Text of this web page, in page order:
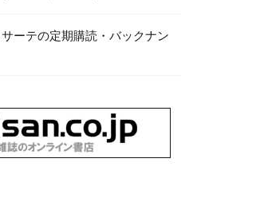
ーテの定期購読・バックナン